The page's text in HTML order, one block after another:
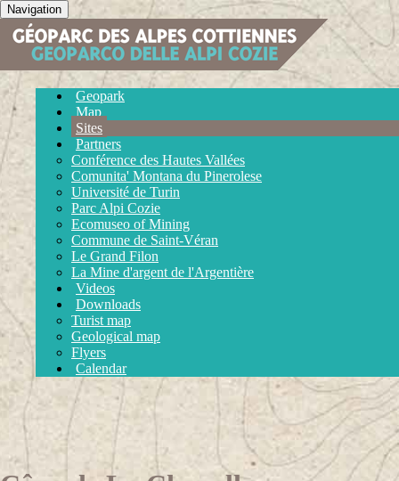
Navigation
Geopark
Map
Sites
Partners
Conférence des Hautes Vallées
Comunita' Montana du Pinerolese
Université de Turin
Parc Alpi Cozie
Ecomuseo of Mining
Commune de Saint-Véran
Le Grand Filon
La Mine d'argent de l'Argentière
Videos
Downloads
Turist map
Geological map
Flyers
Calendar